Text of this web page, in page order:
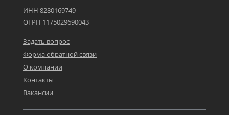
ИНН 8280169749
ОГРН 1175029690043
Задать вопрос
Форма обратной связи
О компании
Контакты
Вакансии